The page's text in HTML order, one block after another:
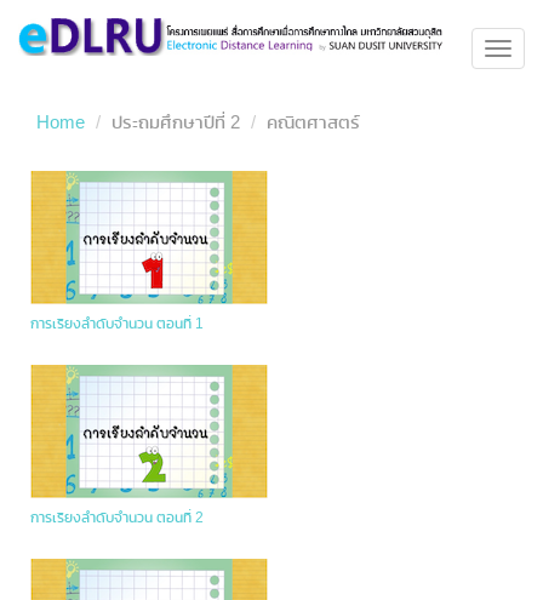
Home ประถมศึกษาปีที่ 2 คณิตศาสตร์
การเรียงลำดับจำนวน ตอนที่ 1
การเรียงลำดับจำนวน ตอนที่ 2